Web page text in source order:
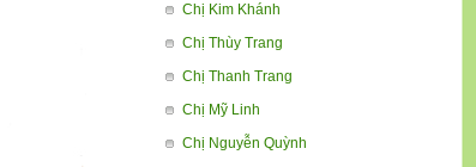
Chị Kim Khánh
Chị Thùy Trang
Chị Thanh Trang
Chị Mỹ Linh
Chị Nguyễn Quỳnh